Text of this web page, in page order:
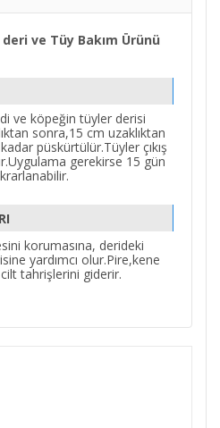
ve Tüy Bakım Ürünü
ve köpeğin tüyler derisi
sonra,15 cm uzaklıktan
püskürtülür.Tüyler çıkış
gerekirse 15 gün
korumasına, derideki
yardımcı olur.Pire,kene
tahrişlerini giderir.